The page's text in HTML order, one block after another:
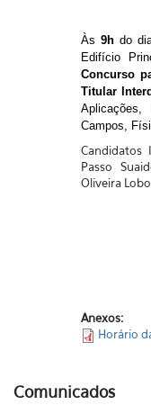
Às 9h do
Edifício
Concurso
Titular
Campos,
Candidatos
Passo
Oliveira
Anexos:
Horário
Comunicados